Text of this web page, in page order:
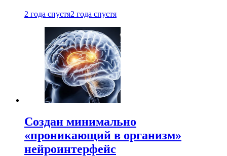
2 года спустя2 года спустя
Создан минимально
«проникающий в организм»
нейроинтерфейс